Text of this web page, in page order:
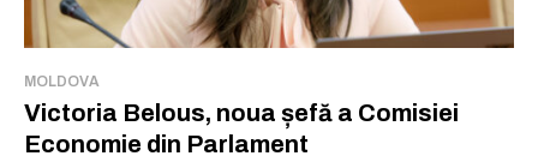
MOLDOVA
Victoria Belous, noua șefă a Comisiei
Economie din Parlament